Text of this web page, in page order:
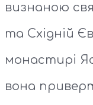
визнаною
та Східній
монастирі
вона